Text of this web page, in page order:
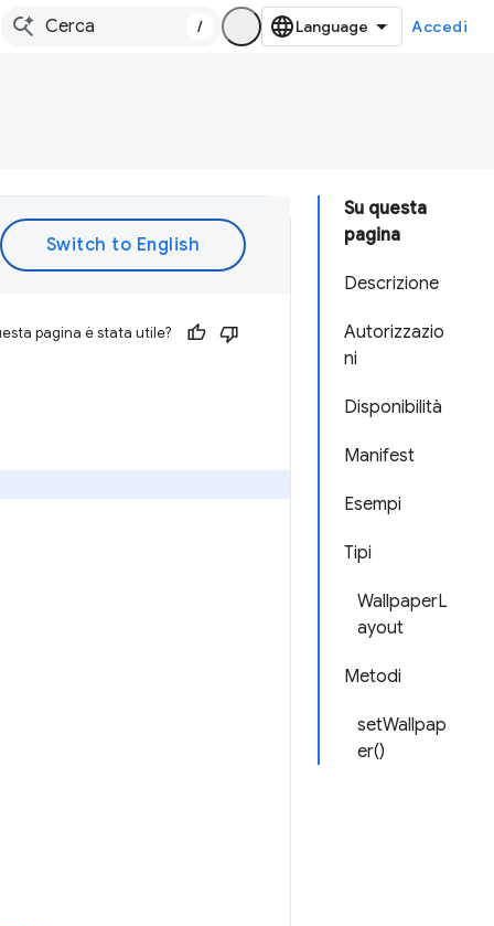
/ Accedi
Su questa
pagina
Descrizione
Autorizzazio
ni
Disponibilità
Manifest
Esempi
Tipi
WallpaperL
ayout
Metodi
setWallpap
er()
pagina è stata utile?